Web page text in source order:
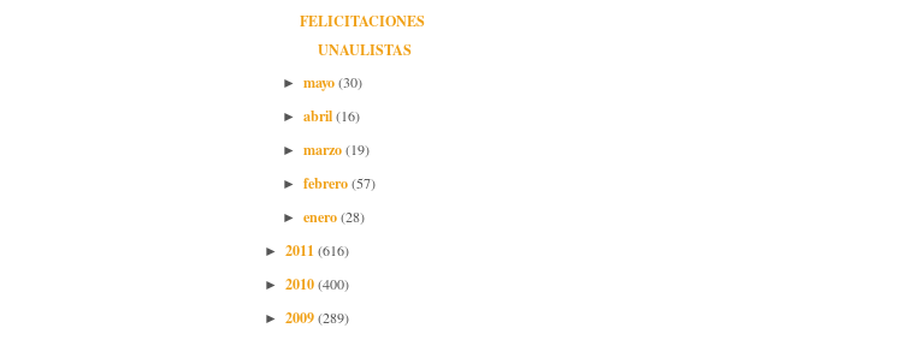
FELICITACIONES
UNAULISTAS
► mayo(30)
► abril(16)
► marzo(19)
► febrero(57)
► enero(28)
► 2011(616)
► 2010(400)
► 2009(289)